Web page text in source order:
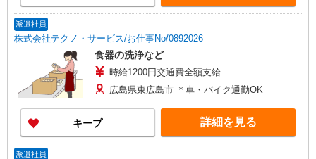
派遣社員
株式会社テクノ・サービス/お仕事No/0892026
食器の洗浄など
時給1200円交通費全額支給
広島県東広島市 ＊車・バイク通勤OK
キープ 詳細を見る
派遣社員